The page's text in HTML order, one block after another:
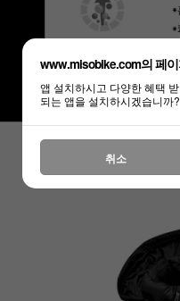
www.misobike.com의 페
앱 설치하시고 다양한 혜택
되는 앱을 설치하시겠습니까?
취소